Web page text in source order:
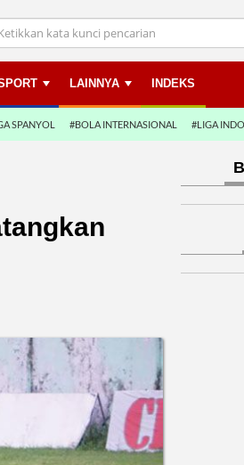
LAINNYA INDEKS
SPANYOL #BOLA INTERNASIONAL #LIGA